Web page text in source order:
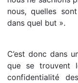
nous, quelles
dans quel but ».
C’est donc dans
que se trouvent
confidentialité